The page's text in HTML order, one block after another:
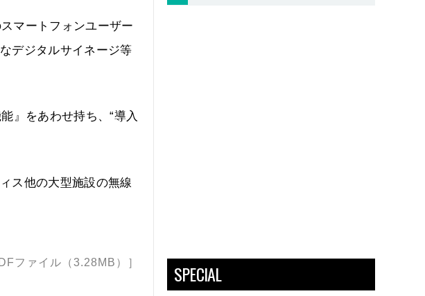
マートフォンユーザー
デジタルサイネージ等
』をあわせ持ち、“導入
ス他の大型施設の無線
ファイル（3.28MB）］ SPECIAL